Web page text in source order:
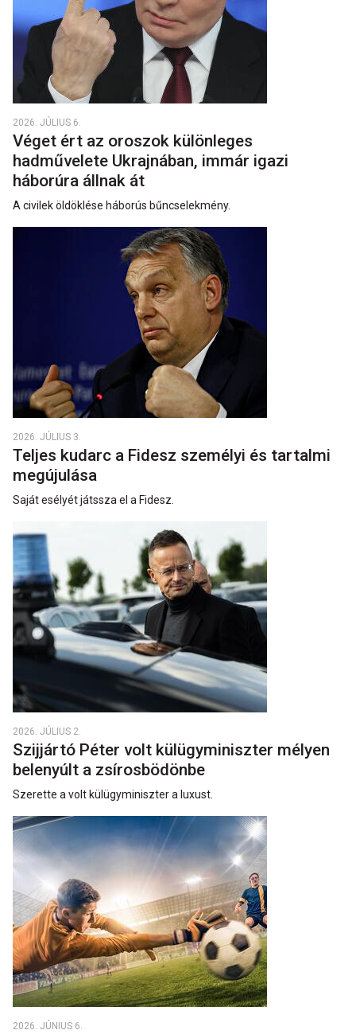
2026. JÚLIUS 6.
Véget ért az oroszok különleges
hadművelete Ukrajnában, immár igazi
háborúra állnak át
A civilek öldöklése háborús bűncselekmény.
2026. JÚLIUS 3.
Teljes kudarc a Fidesz személyi és tartalmi
megújulása
Saját esélyét játssza el a Fidesz.
2026. JÚLIUS 2.
Szijjártó Péter volt külügyminiszter mélyen
belenyúlt a zsírosbödönbe
Szerette a volt külügyminiszter a luxust.
2026. JÚNIUS 6.